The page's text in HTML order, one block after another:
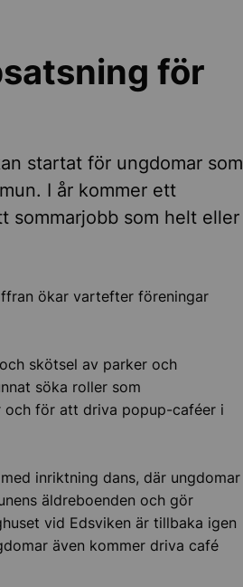
för
startat för ungdomar som
I år kommer ett
sommarjobb som helt eller
ökar vartefter föreningar
skötsel av parker och
söka roller som
och för att driva popup-caféer i
inriktning dans, där ungdomar
äldreboenden och gör
vid Edsviken är tillbaka igen
även kommer driva café